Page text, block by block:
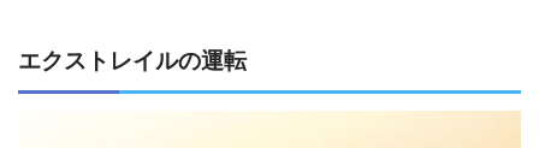
エクストレイルの運転